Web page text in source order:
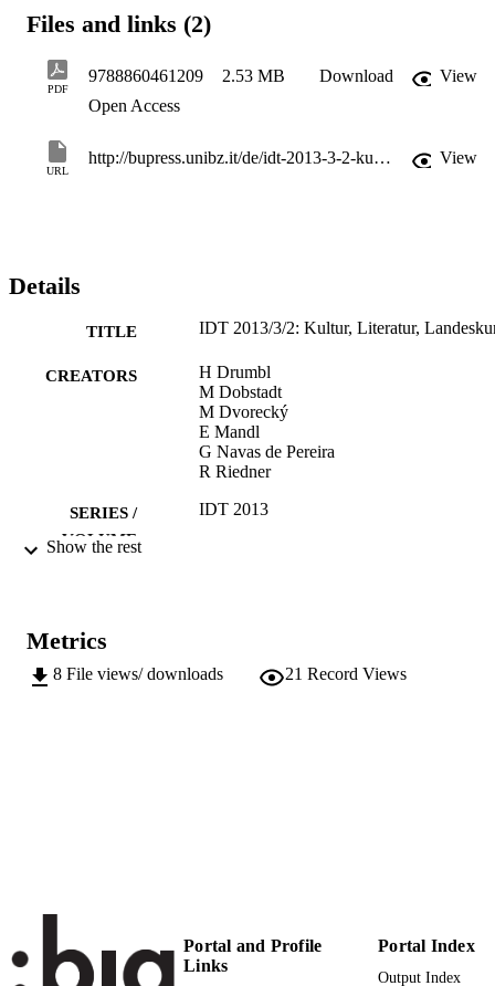
Fremdsprache.
und verstehen ihre Beiträge als Dialog mit den Sprachlehrpersonen,
die in einem Umfeld gesteigerter Ansprüche und wachsender
Anzahl an Interessenten für Deutsch weltweit nach neuen Impulsen
Files and links (2)
PDF
9788860461209 2.53 MB Download
View
Open Access
URL
http://bupress.unibz.it/de/idt-2013-3-2-kultur-literatur-landeskunde-2621.html View
Details
TITLE IDT 2013/3/2: Kultur, Literatur,
CREATORS
H Drumbl
M Dobstadt
M Dvorecký
E Mandl
G Navas de Pereira
R Riedner
SERIES /
VOLUME
IDT 2013
NUMBER OF
PAGES
AUTHOR
Drumbl H, Dobstadt M, Dvorecký M,
E, Navas de Pereira G, Riedner R
Show the rest
Metrics
8 File views/ downloads 21 Record Views
Portal and Profile
Links
Portal Index
Output Index